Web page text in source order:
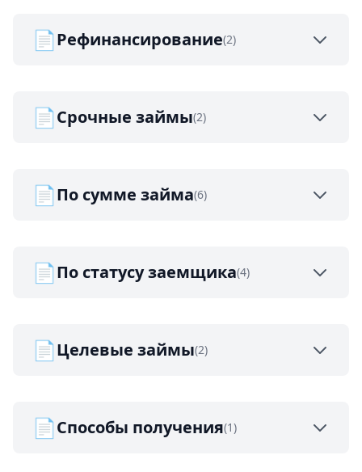
📄Рефинансирование(2)
📄Срочные займы(2)
📄По сумме займа(6)
📄По статусу заемщика(4)
📄Целевые займы(2)
📄Способы получения(1)